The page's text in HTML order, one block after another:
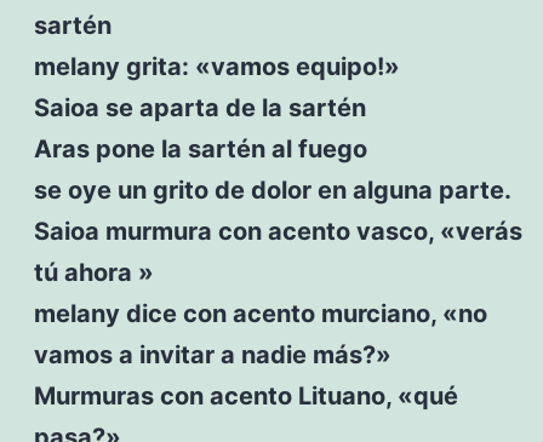
sartén
melany grita: «vamos equipo!»
Saioa se aparta de la sartén
Aras pone la sartén al fuego
se oye un grito de dolor en alguna parte.
Saioa murmura con acento vasco, «verás
tú ahora »
melany dice con acento murciano, «no
vamos a invitar a nadie más?»
Murmuras con acento Lituano, «qué